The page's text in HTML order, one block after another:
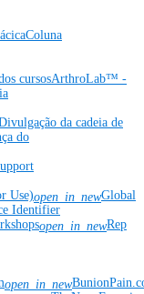
Coluna
cursosArthroLab™ -
da cadeia de
do
Use)open_in_newGlobal
Identifier
open_in_newRep
open_in_new